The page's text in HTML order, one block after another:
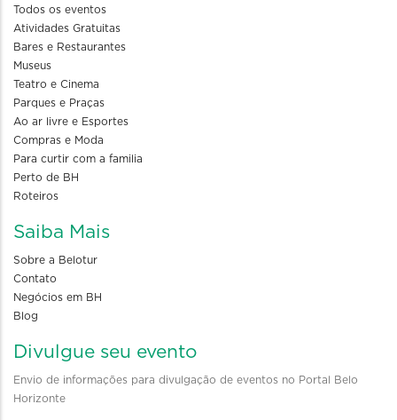
Todos os eventos
Atividades Gratuitas
Bares e Restaurantes
Museus
Teatro e Cinema
Parques e Praças
Ao ar livre e Esportes
Compras e Moda
Para curtir com a familia
Perto de BH
Roteiros
Saiba Mais
Sobre a Belotur
Contato
Negócios em BH
Blog
Divulgue seu evento
Envio de informações para divulgação de eventos no Portal Belo
Horizonte